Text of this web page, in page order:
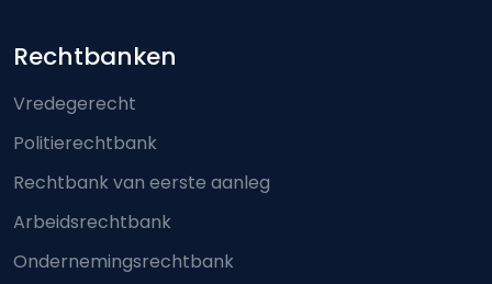
Footer-menu
Rechtbanken
Vredegerecht
Politierechtbank
Rechtbank van eerste aanleg
Arbeidsrechtbank
Ondernemingsrechtbank